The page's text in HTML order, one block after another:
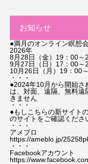
お知らせ
●満月のオンライン瞑想
2026年
8月28日（金）19：00～
9月27日（日）17：00～
10月26日（月）19：00
・・・
●2024年10月から開始さ
は、対面、遠隔、無料
きません
・・・
●もしこちらの新サイト
のサイトをご確認くださ
・・・
アメブロ
https://ameblo.jp/
・・・
Facebookアカウント
https://